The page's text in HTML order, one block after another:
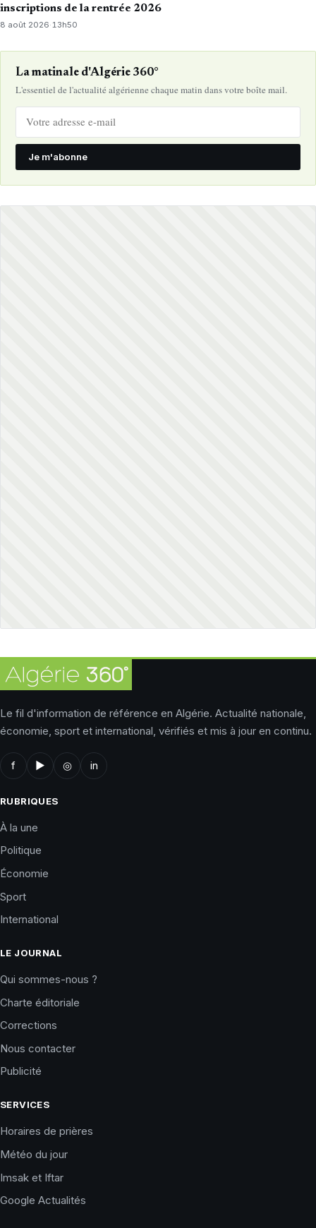
inscriptions de la rentrée 2026
8 août 2026·13h50
La matinale d'Algérie 360°
L'essentiel de l'actualité algérienne chaque matin dans votre boîte mail.
Je m'abonne
Le fil d'information de référence en Algérie. Actualité nationale,
économie, sport et international, vérifiés et mis à jour en continu.
f ▶ ◎ in
RUBRIQUES
À la une
Politique
Économie
Sport
International
LE JOURNAL
Qui sommes-nous ?
Charte éditoriale
Corrections
Nous contacter
Publicité
SERVICES
Horaires de prières
Météo du jour
Imsak et Iftar
Google Actualités